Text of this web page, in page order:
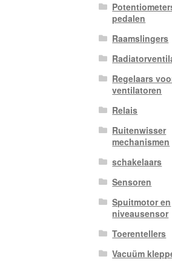
pedalen
Raamslingers
Regelaars
ventilatoren
Relais
Ruitenwisser
mechanismen
schakelaars
Sensoren
Spuitmotor en
niveausensor
Toerentellers
Vacuüm